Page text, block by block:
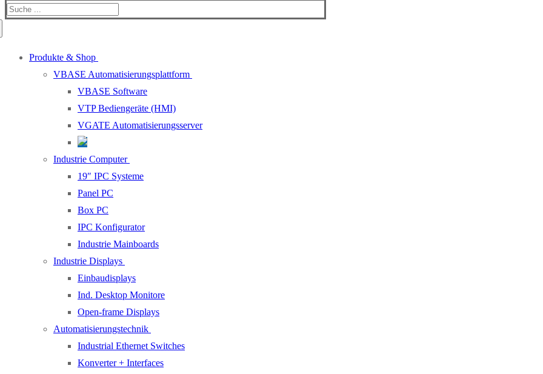
Produkte & Shop
VBASE Automatisierungsplattform
VBASE Software
VTP Bediengeräte (HMI)
VGATE Automatisierungsserver
Industrie Computer
19″ IPC Systeme
Panel PC
Box PC
IPC Konfigurator
Industrie Mainboards
Industrie Displays
Einbaudisplays
Ind. Desktop Monitore
Open-frame Displays
Automatisierungstechnik
Industrial Ethernet Switches
Konverter + Interfaces